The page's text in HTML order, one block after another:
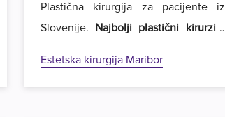
Plastična kirurgija za pacijente iz
Slovenije. Najbolji plastični kirurzi i
Dobrodošli u Estetsku kirurgiju Royal
u Beogradu.
Estetska kirurgija Maribor